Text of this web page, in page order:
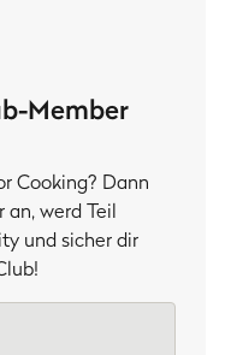
Member
Cooking? Dann
werd Teil
und sicher dir